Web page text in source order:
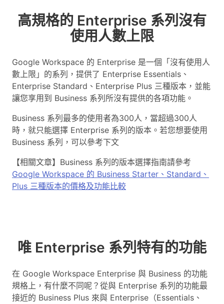
高規格的 Enterprise 系列沒有
使用人數上限
Google Workspace 的 Enterprise 是一個「沒有使用人
數上限」的系列，提供了 Enterprise Essentials、
Enterprise Standard、Enterprise Plus 三種版本，並能
讓您享用到 Business 系列所沒有提供的各項功能。
Business 系列最多的使用者為300人，當超過300人
時，就只能選擇 Enterprise 系列的版本。若您想要使用
Business 系列，可以參考下文
【相關文章】Business 系列的版本選擇指南請參考
Google Workspace 的 Business Starter、Standard、
Plus 三種版本的價格及功能比較
唯 Enterprise 系列特有的功能
在 Google Workspace Enterprise 與 Business 的功能
規格上，有什麼不同呢？從與 Enterprise 系列的功能最
接近的 Business Plus 來與 Enterprise（Essentials、